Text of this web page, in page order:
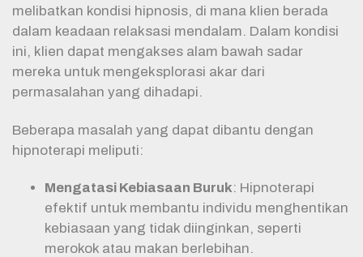
melibatkan kondisi hipnosis, di mana klien berada
dalam keadaan relaksasi mendalam. Dalam kondisi
ini, klien dapat mengakses alam bawah sadar
mereka untuk mengeksplorasi akar dari
permasalahan yang dihadapi.
Beberapa masalah yang dapat dibantu dengan
hipnoterapi meliputi:
Mengatasi Kebiasaan Buruk: Hipnoterapi
efektif untuk membantu individu menghentikan
kebiasaan yang tidak diinginkan, seperti
merokok atau makan berlebihan.